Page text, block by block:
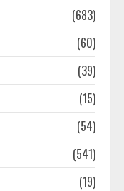
(683)
(60)
(39)
(15)
(54)
(541)
(19)